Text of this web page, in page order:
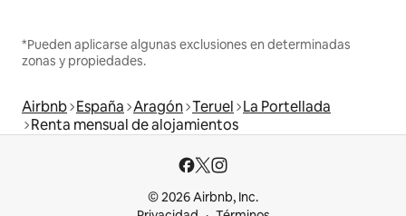
*Pueden aplicarse algunas exclusiones en determinadas
zonas y propiedades.
Airbnb España Aragón Teruel La Portellada
Renta mensual de alojamientos
© 2026 Airbnb, Inc.